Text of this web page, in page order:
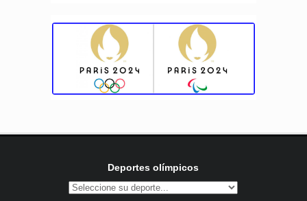
Deportes olímpicos